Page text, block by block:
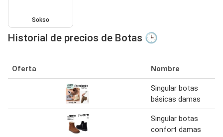
Sokso
Historial de precios de Botas 🕒
Oferta Nombre
Singular botas
básicas damas
Singular botas
confort damas